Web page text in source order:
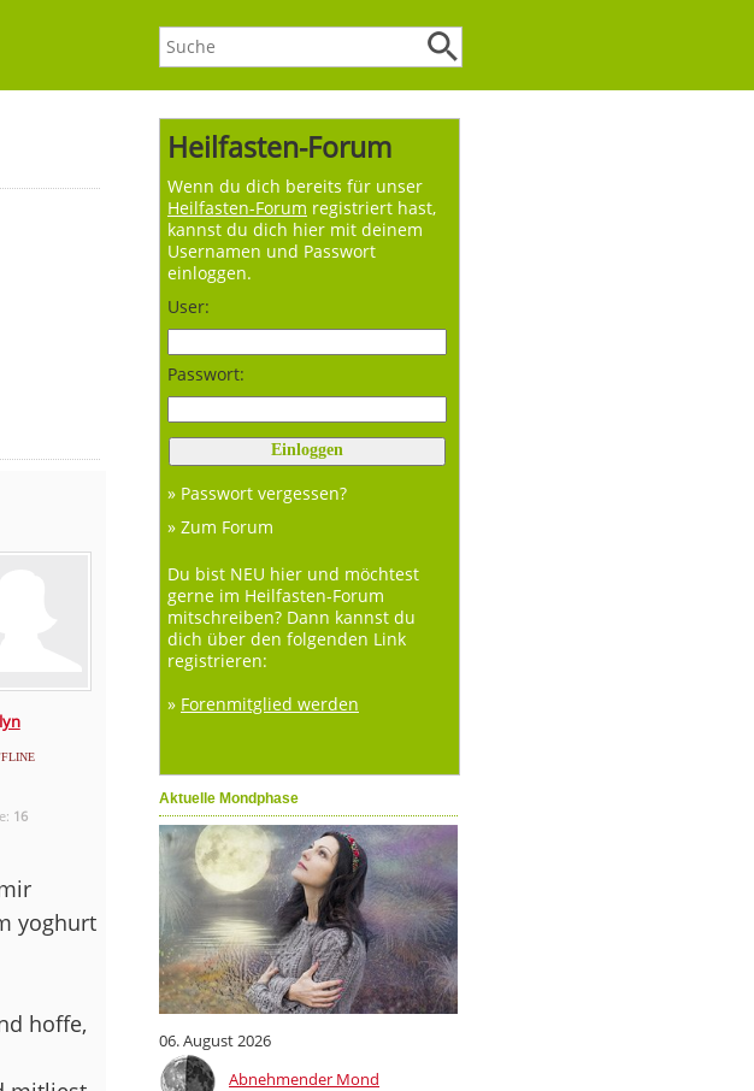
Heilfasten-Forum
Wenn du dich bereits für unser
Heilfasten-Forum registriert hast,
kannst du dich hier mit deinem
Usernamen und Passwort
einloggen.
User:
Passwort:
» Passwort vergessen?
» Zum Forum
Du bist NEU hier und möchtest
gerne im Heilfasten-Forum
mitschreiben? Dann kannst du
dich über den folgenden Link
registrieren:
» Forenmitglied werden
Aktuelle Mondphase
06. August 2026
Abnehmender Mond
16
yoghurt
hoffe,